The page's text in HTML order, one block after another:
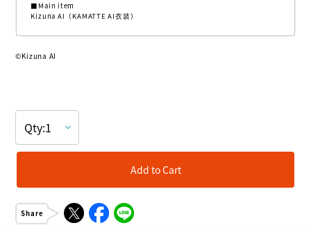
■Main item
Kizuna AI（KAMATTE AI衣装）
©Kizuna AI
Add to Cart
Share